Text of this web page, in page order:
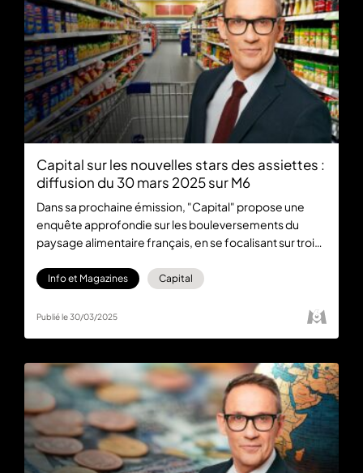
Capital sur les nouvelles stars des assiettes :
diffusion du 30 mars 2025 sur M6
Dans sa prochaine émission, "Capital" propose une
enquête approfondie sur les bouleversements du
paysage alimentaire français, en se focalisant sur trois
discounters alimentaires, la popularité croissante de
marché de l'emmental râpé. L’émission est diffusée à
Info et Magazines Capital
Publié le 30/03/2025